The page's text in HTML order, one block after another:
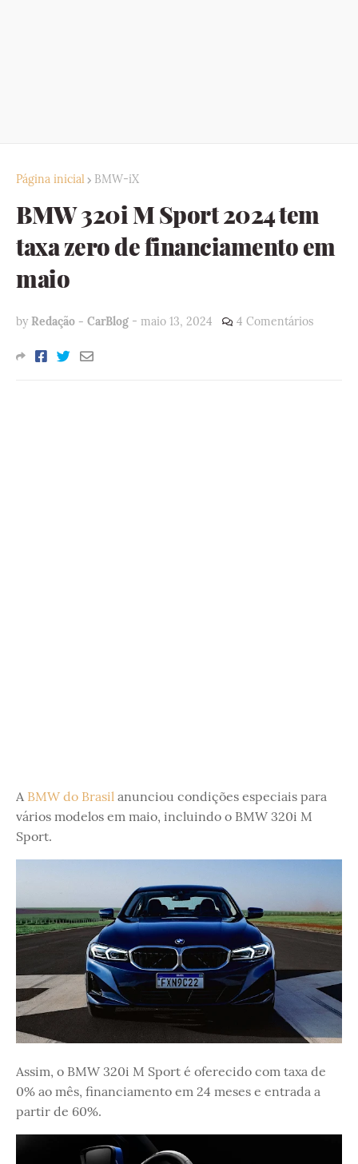
Página inicial BMW-iX
BMW 320i M Sport 2024 tem
taxa zero de financiamento em
maio
by Redação - CarBlog - maio 13, 2024 4 Comentários
A BMW do Brasil anunciou condições especiais para
vários modelos em maio, incluindo o BMW 320i M
Sport.
Assim, o BMW 320i M Sport é oferecido com taxa de
0% ao mês, financiamento em 24 meses e entrada a
partir de 60%.